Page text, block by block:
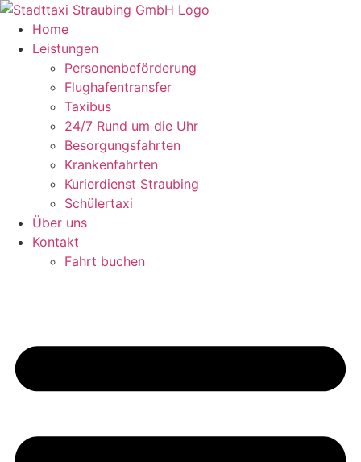
Zum
Inhalt
springen
Home
Leistungen
Personenbeförderung
Flughafentransfer
Taxibus
24/7 Rund um die Uhr
Besorgungsfahrten
Krankenfahrten
Kurierdienst Straubing
Schülertaxi
Über uns
Kontakt
Fahrt buchen